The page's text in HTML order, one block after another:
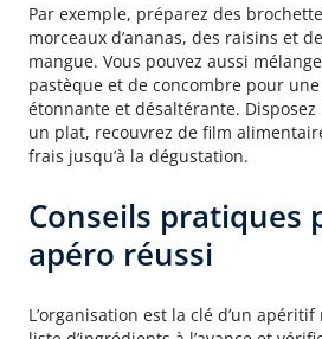
Par exemple, préparez des
morceaux d’ananas, des raisins et
mangue. Vous pouvez aussi
pastèque et de concombre pour
étonnante et désaltérante.
un plat, recouvrez de film
frais jusqu’à la dégustation.
Conseils pratiques
apéro réussi
L’organisation est la clé d’un